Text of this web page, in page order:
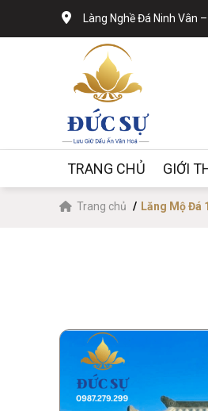
Làng Nghề Đá Ninh Vân
TRANG CHỦ GIỚI
Trang chủ Lăng Mộ Đá